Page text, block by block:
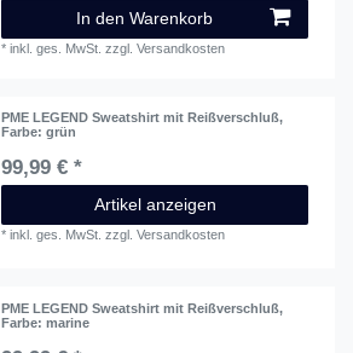
In den Warenkorb
*inkl. ges. MwSt. zzgl.Versandkosten
PME LEGEND Sweatshirt mit Reißverschluß,
Farbe: grün
99,99 € *
Artikel anzeigen
*inkl. ges. MwSt. zzgl.Versandkosten
PME LEGEND Sweatshirt mit Reißverschluß,
Farbe: marine